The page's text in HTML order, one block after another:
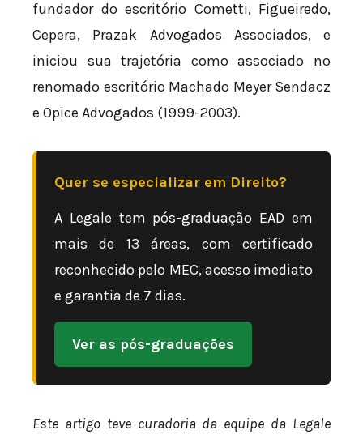
fundador do escritório Cometti, Figueiredo,
Cepera, Prazak Advogados Associados, e
iniciou sua trajetória como associado no
renomado escritório Machado Meyer Sendacz
e Opice Advogados (1999-2003).
Quer se especializar em Direito?
A Legale tem pós-graduação EAD em
mais de 13 áreas, com certificado
reconhecido pelo MEC, acesso imediato
e garantia de 7 dias.
Ver as pós-graduações
Este artigo teve curadoria da equipe da Legale